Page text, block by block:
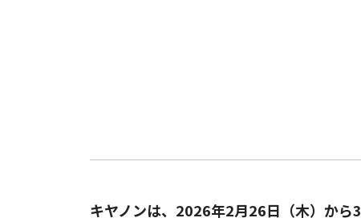
キヤノンは、2026年2月26日（木）から